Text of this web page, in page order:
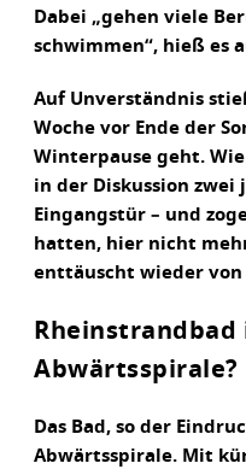
Dabei „gehen viele
schwimmen“, hieß es
Auf Unverständnis
Woche vor Ende der
Winterpause geht.
in der Diskussion
Eingangstür – und
hatten, hier nicht
enttäuscht wieder von
Rheinstrandbad
Abwärtsspirale?
Das Bad, so der
Abwärtsspirale. Mit